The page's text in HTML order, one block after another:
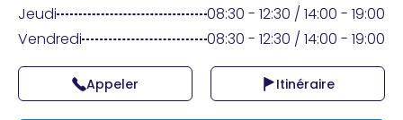
Jeudi
08:30 - 12:30 / 14:00 - 19:00
Vendredi
08:30 - 12:30 / 14:00 - 19:00
Appeler Itinéraire